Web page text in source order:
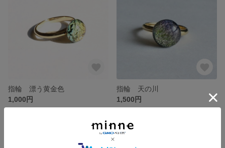
指輪 漂う黄金色
1,000円
指輪 天の川
1,500円
残り1点